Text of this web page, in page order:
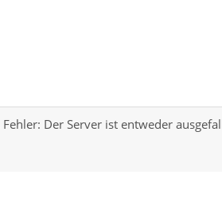
Der Server ist entweder